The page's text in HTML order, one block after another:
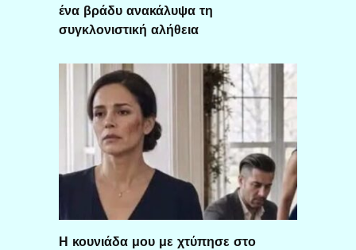
ένα βράδυ ανακάλυψα τη
συγκλονιστική αλήθεια
Η κουνιάδα μου με χτύπησε στο